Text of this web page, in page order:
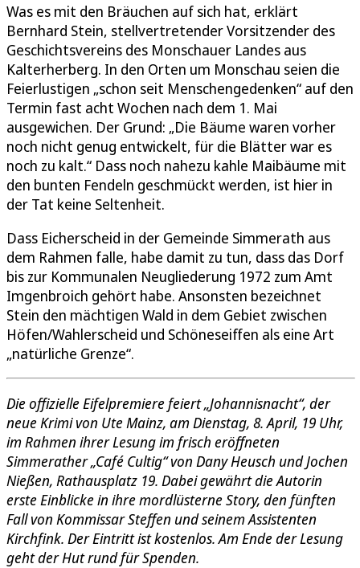
Was es mit den Bräuchen auf sich hat, erklärt
Bernhard Stein, stellvertretender Vorsitzender des
Geschichtsvereins des Monschauer Landes aus
Kalterherberg. In den Orten um Monschau seien die
Feierlustigen „schon seit Menschengedenken“ auf den
Termin fast acht Wochen nach dem 1. Mai
ausgewichen. Der Grund: „Die Bäume waren vorher
noch nicht genug entwickelt, für die Blätter war es
noch zu kalt.“ Dass noch nahezu kahle Maibäume mit
den bunten Fendeln geschmückt werden, ist hier in
der Tat keine Seltenheit.
Dass Eicherscheid in der Gemeinde Simmerath aus
dem Rahmen falle, habe damit zu tun, dass das Dorf
bis zur Kommunalen Neugliederung 1972 zum Amt
Imgenbroich gehört habe. Ansonsten bezeichnet
Stein den mächtigen Wald in dem Gebiet zwischen
Höfen/Wahlerscheid und Schöneseiffen als eine Art
„natürliche Grenze“.
Die offizielle Eifelpremiere feiert „Johannisnacht“, der
neue Krimi von Ute Mainz, am Dienstag, 8. April, 19 Uhr,
im Rahmen ihrer Lesung im frisch eröffneten
Simmerather „Café Cultig“ von Dany Heusch und Jochen
Nießen, Rathausplatz 19. Dabei gewährt die Autorin
erste Einblicke in ihre mordlüsterne Story, den fünften
Fall von Kommissar Steffen und seinem Assistenten
Kirchfink. Der Eintritt ist kostenlos. Am Ende der Lesung
geht der Hut rund für Spenden.